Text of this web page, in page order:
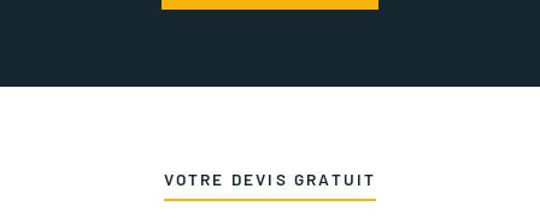
VOTRE DEVIS GRATUIT